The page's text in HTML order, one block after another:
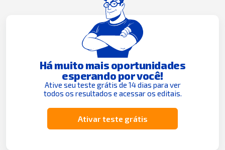
Há muito mais oportunidades
esperando por você!
Ative seu teste grátis de 14 dias para ver
todos os resultados e acessar os editais.
Ativar teste grátis